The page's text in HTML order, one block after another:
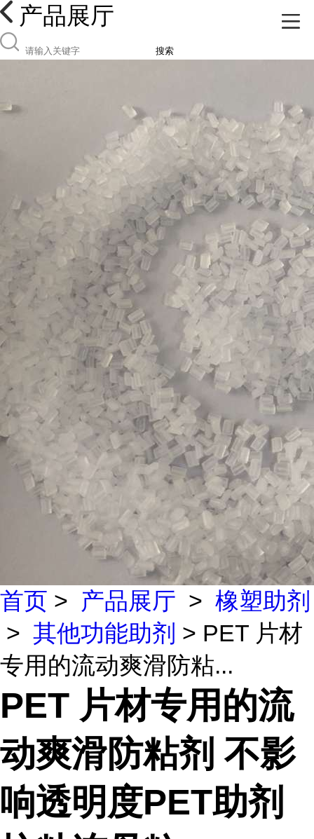
产品展厅
搜索
首页 > 产品展厅 > 橡塑助剂
> 其他功能助剂 > PET 片材
专用的流动爽滑防粘...
PET 片材专用的流
动爽滑防粘剂 不影
响透明度PET助剂